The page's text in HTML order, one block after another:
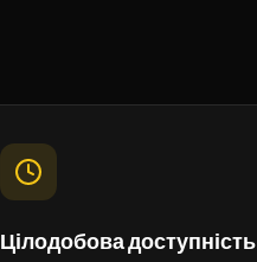
Цілодобова доступність